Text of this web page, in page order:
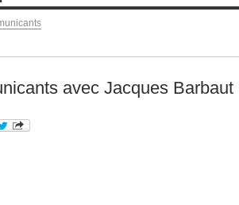
avec Jacques Barbaut